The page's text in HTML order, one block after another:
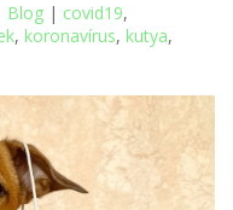
Blog | covid19,
, koronavírus, kutya,